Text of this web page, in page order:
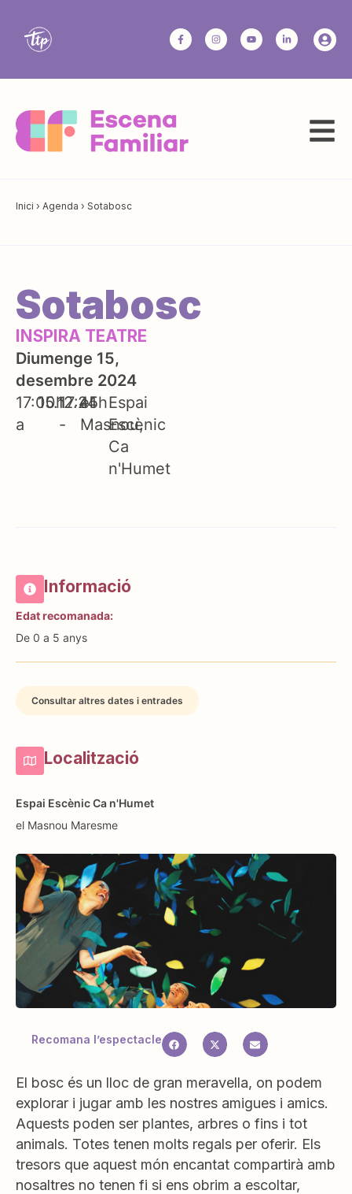
Inici › Agenda › Sotabosc
Sotabosc
INSPIRA TEATRE
Diumenge 15,
desembre 2024
17:00h
a
15.12.24
17:45h
-
el
Masnou
Espai
Escènic
Ca
n'Humet
Informació
Edat recomanada:
De 0 a 5 anys
Consultar altres dates i entrades
Localització
Espai Escènic Ca n'Humet
el Masnou Maresme
Recomana l’espectacle
El bosc és un lloc de gran meravella, on podem
explorar i jugar amb les nostres amigues i amics.
Aquests poden ser plantes, arbres o fins i tot
animals. Totes tenen molts regals per oferir. Els
tresors que aquest món encantat compartirà amb
nosaltres no tenen fi si ens obrim a escoltar,